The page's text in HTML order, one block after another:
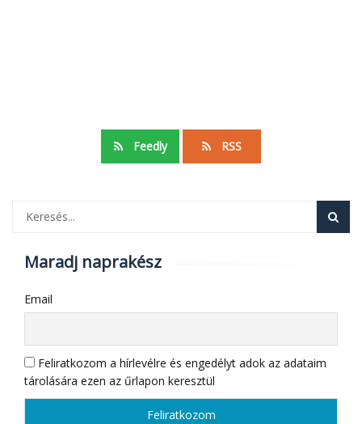
Feedly RSS
Maradj naprakész
Email
Feliratkozom a hírlevélre és engedélyt adok az adataim
tárolására ezen az űrlapon keresztül